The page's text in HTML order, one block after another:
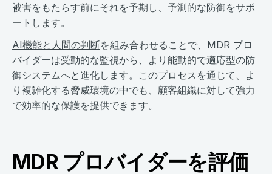
被害をもたらす前にそれを予期し、予測的な防御をサポ
ートします。
AI機能と人間の判断を組み合わせることで、MDR プロ
バイダーは受動的な監視から、より能動的で適応型の防
御システムへと進化します。このプロセスを通じて、よ
り複雑化する脅威環境の中でも、顧客組織に対して強力
で効率的な保護を提供できます。
MDR プロバイダーを評価